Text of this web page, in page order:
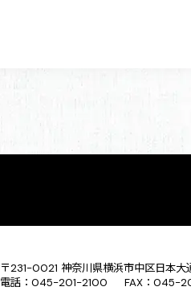
〒231-0021 神奈川県横浜市中区日本大
電話：045-201-2100 FAX：045-